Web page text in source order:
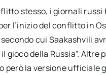
stesso, i giornali
l’inizio del conflitto in
cui Saakashvili
gioco della Russia”.
però la versione ufficiale